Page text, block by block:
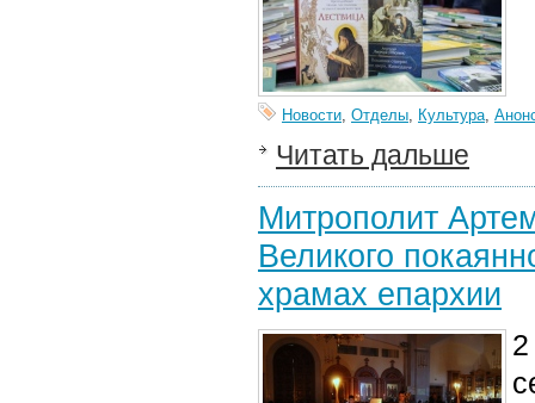
Новости, Отделы, Культура,
Читать дальше
Митрополит
Великого
храмах епархии